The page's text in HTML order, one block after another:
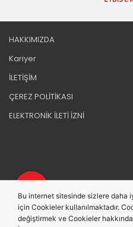
HAKKIMIZDA
Kariyer
İLETİŞİM
ÇEREZ POLİTİKASI
ELEKTRONİK İLETİ İZNİ
Bu internet sitesinde sizlere daha
için Cookieler kullanılmaktadır.
değiştirmek ve Cookieler